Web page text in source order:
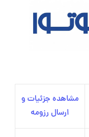
مشاهده جزئیات و
ارسال رزومه